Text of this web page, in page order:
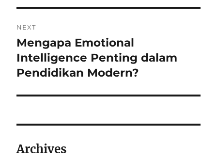
NEXT
Next
post:
Mengapa Emotional
Intelligence Penting dalam
Pendidikan Modern?
Archives